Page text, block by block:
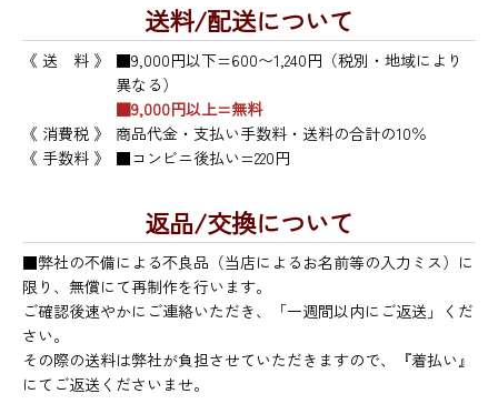
送料/配送について
《 送 料 》
■9,000円以下=600〜1,240円（税別・地域により
異なる）
■9,000円以上=無料
《 消費税 》
商品代金・支払い手数料・送料の合計の10％
《 手数料 》
■コンビニ後払い=220円
返品/交換について
■弊社の不備による不良品（当店によるお名前等の入力ミス）に
限り、無償にて再制作を行います。
ご確認後速やかにご連絡いただき、「一週間以内にご返送」くだ
さい。
その際の送料は弊社が負担させていただきますので、『着払い』
にてご返送くださいませ。